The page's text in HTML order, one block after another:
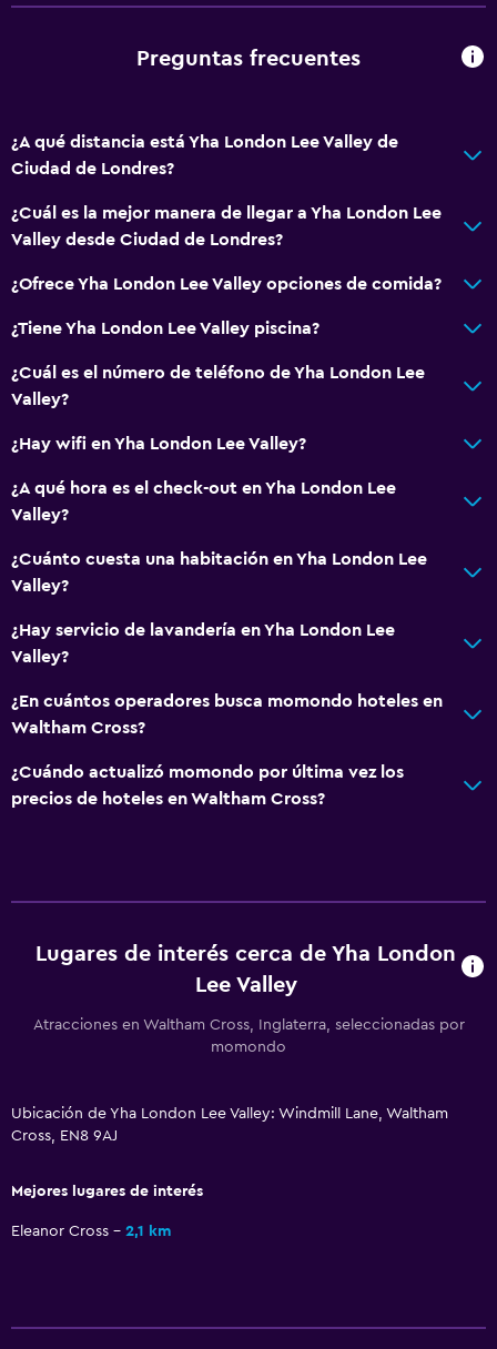
Calefacción
General
Habitaciones familiares
Casilleros
Baño
Aseo
Ducha
Baño privado
Actividades
Canotaje
Estacionamiento gratuito
Jardín
Servicios y facilidades
Preguntas frecuentes
¿A qué distancia está Yha London Lee Valley de
Ciudad de Londres?
¿Cuál es la mejor manera de llegar a Yha London Lee
Valley desde Ciudad de Londres?
¿Ofrece Yha London Lee Valley opciones de comida?
¿Tiene Yha London Lee Valley piscina?
¿Cuál es el número de teléfono de Yha London Lee
Valley?
¿Hay wifi en Yha London Lee Valley?
¿A qué hora es el check-out en Yha London Lee
Valley?
¿Cuánto cuesta una habitación en Yha London Lee
Valley?
¿Hay servicio de lavandería en Yha London Lee
Valley?
¿En cuántos operadores busca momondo hoteles en
Waltham Cross?
¿Cuándo actualizó momondo por última vez los
precios de hoteles en Waltham Cross?
Lugares de interés cerca de Yha London
Lee Valley
Atracciones en Waltham Cross, Inglaterra, seleccionadas por
momondo
Ubicación de Yha London Lee Valley: Windmill Lane, Waltham
Cross, EN8 9AJ
Mejores lugares de interés
Eleanor Cross 2,1 km